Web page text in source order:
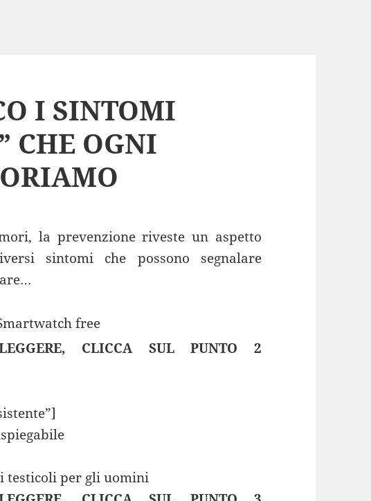
I SINTOMI
CHE OGNI
la prevenzione riveste un aspetto
sintomi che possono segnalare
CLICCA SUL PUNTO 2
testicoli per gli uomini